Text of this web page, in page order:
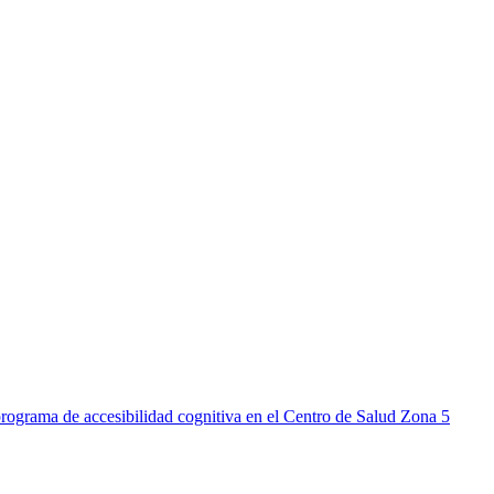
de accesibilidad cognitiva en el Centro de Salud Zona 5